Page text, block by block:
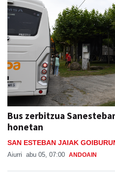
Bus zerbitzua
honetan
SAN ESTEBAN JAIAK
Aiurri abu 05, 07:00 ANDOAIN